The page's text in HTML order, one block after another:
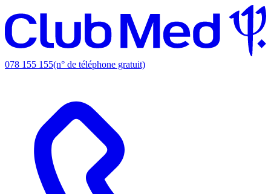
078 155 155(n° de téléphone gratuit)